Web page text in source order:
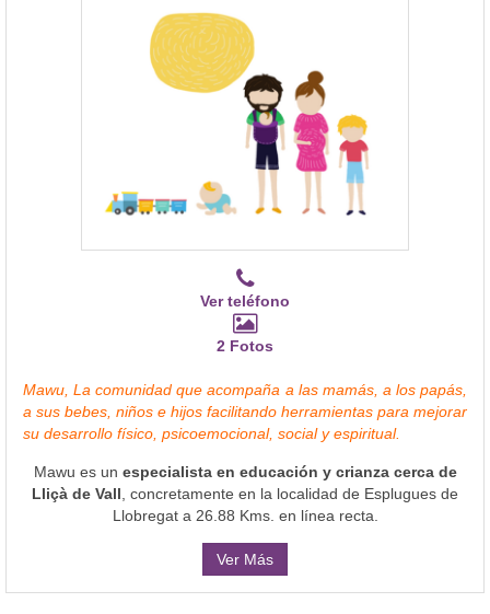
Ver teléfono
2 Fotos
Mawu, La comunidad que acompaña a las mamás, a los papás,
a sus bebes, niños e hijos facilitando herramientas para mejorar
su desarrollo físico, psicoemocional, social y espiritual.
Mawu es un especialista en educación y crianza cerca de
Lliçà de Vall , concretamente en la localidad de Esplugues de
Llobregat a 26.88 Kms. en línea recta.
Ver Más